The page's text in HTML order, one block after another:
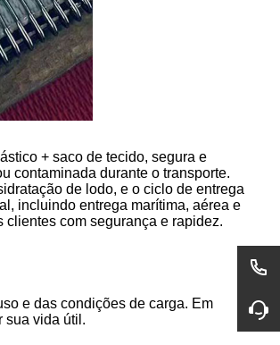
+ saco de tecido, segura e
contaminada durante o transporte.
de lodo, e o ciclo de entrega
incluindo entrega marítima, aérea e
com segurança e rapidez.
e das condições de carga. Em
sua vida útil.